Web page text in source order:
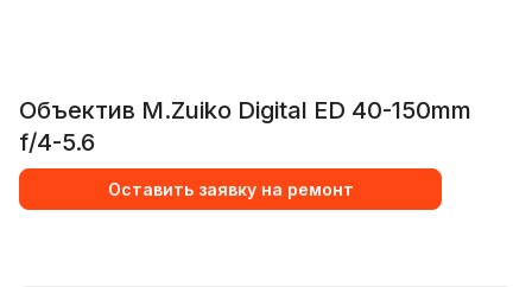
Объектив M.Zuiko Digital ED 40-150mm
f/4-5.6
Оставить заявку на ремонт